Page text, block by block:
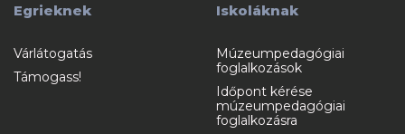
Egrieknek
Várlátogatás
Támogass!
Iskoláknak
Múzeumpedagógiai
foglalkozások
Időpont kérése
múzeumpedagógiai
foglalkozásra